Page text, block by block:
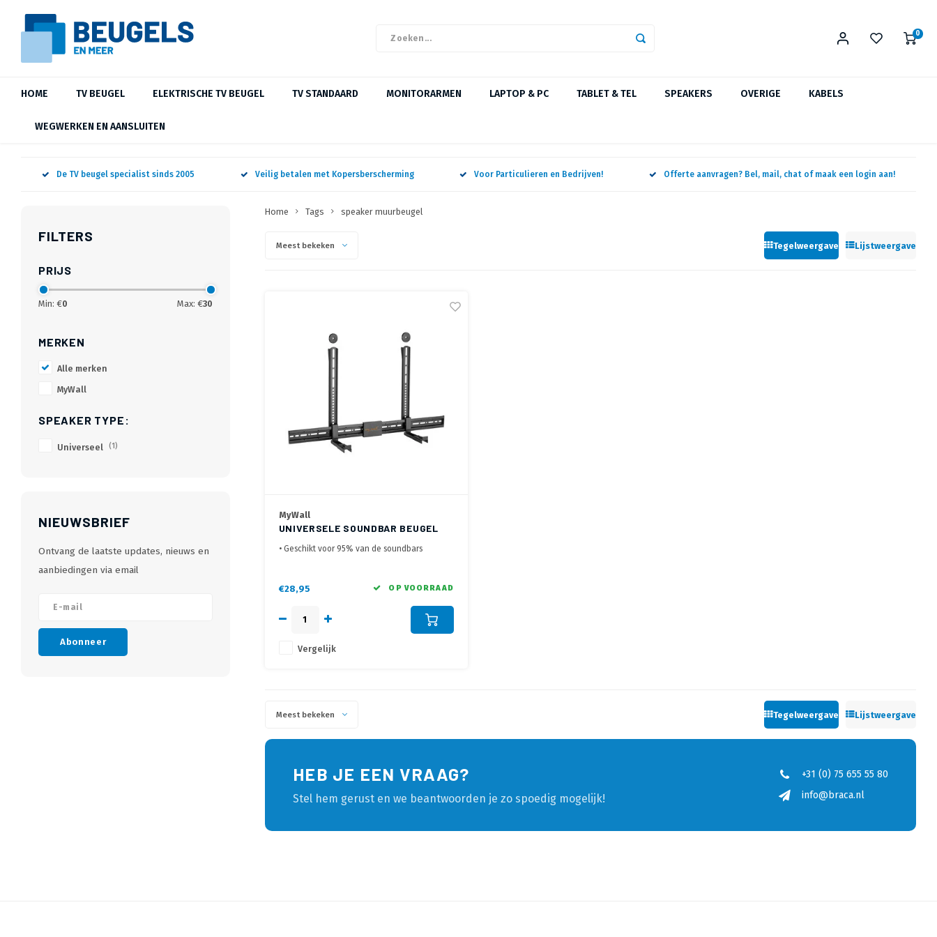
0
HOME TV BEUGEL ELEKTRISCHE TV BEUGEL TV STANDAARD MONITORARMEN LAPTOP & PC TABLET & TEL SPEAKERS OVERIGE KABELS
WEGWERKEN EN AANSLUITEN
De TV beugel specialist sinds 2005 Veilig betalen met Kopersberscherming Voor Particulieren en Bedrijven! Offerte aanvragen? Bel, mail, chat of maak een login aan!
FILTERS
PRIJS
Min: €0 Max: €30
MERKEN
Alle merken
MyWall
SPEAKER TYPE:
Universeel (1)
NIEUWSBRIEF
Ontvang de laatste updates, nieuws en
aanbiedingen via email
Abonneer
Home Tags speaker muurbeugel
Meest bekeken Tegelweergave Lijstweergave
MyWall
UNIVERSELE SOUNDBAR BEUGEL
• Geschikt voor 95% van de soundbars
• Voor montage aan TV voor een perfecte TV
€28,95 OP VOORRAAD
Vergelijk
Meest bekeken Tegelweergave Lijstweergave
HEB JE EEN VRAAG?
Stel hem gerust en we beantwoorden je zo spoedig mogelijk!
+31 (0) 75 655 55 80
info@braca.nl